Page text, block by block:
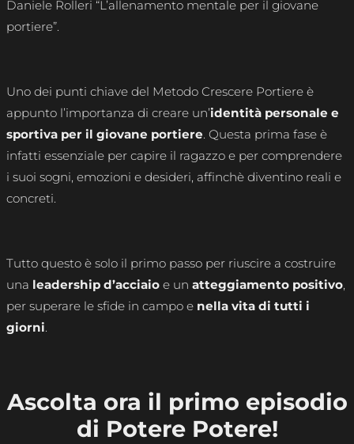
Daniele Rolleri “L’allenamento mentale per il giovane
portiere”.
Uno dei punti chiave del Metodo Crescere Portiere è
appunto l’importanza di creare un’identità personale e
sportiva per il giovane portiere. Questa prima fase è
infatti essenziale per capire il ragazzo e per comprendere
i suoi sogni, emozioni e desideri, affinchè diventino reali e
concreti.
Tutto questo è solo il primo passo per riuscire a costruire
una leadership d’acciaio e un atteggiamento positivo,
per superare le sfide in campo e nella vita di tutti i
giorni.
Ascolta ora il primo episodio
di Potere Potere!